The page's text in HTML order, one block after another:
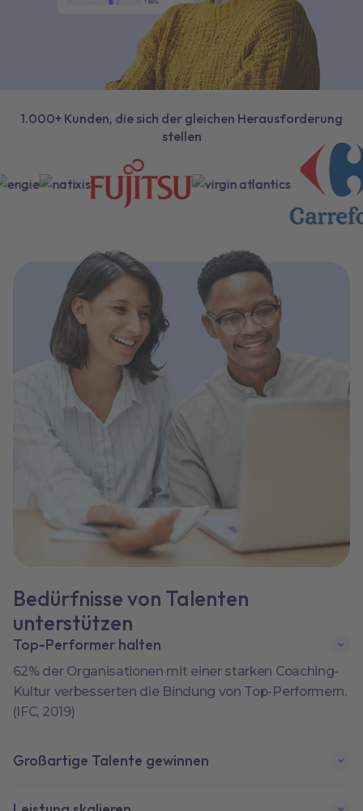
1.000+ Kunden, die sich der gleichen Herausforderung
stellen
Bedürfnisse von Talenten
unterstützen
Top-Performer halten
62% der Organisationen mit einer starken Coaching-
Kultur verbesserten die Bindung von Top-Performern.
(IFC, 2019)
Großartige Talente gewinnen